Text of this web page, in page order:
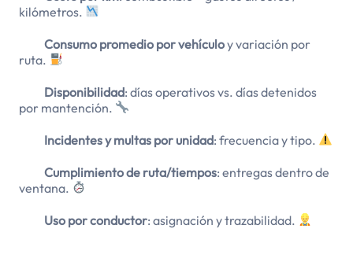
kilómetros.
Consumo promedio por vehículoy variación por
ruta.
Disponibilidad: días operativos vs. días detenidos
por mantención.
Incidentes y multas por unidad: frecuencia y tipo.
Cumplimiento de ruta/tiempos: entregas dentro de
ventana.
Uso por conductor: asignación y trazabilidad.